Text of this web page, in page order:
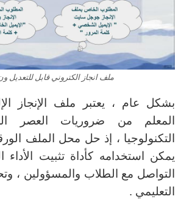
ملف انجاز الكتروني قابل للتعديل
بشكل عام ، يعتبر ملف الإنجاز
المعلم من ضروريات العصر
التكنولوجيا ، إذ حل محل الملف
يمكن استخدامه كأداة تثبيت
التواصل مع الطلاب والمسؤولين ،
التعليمي .